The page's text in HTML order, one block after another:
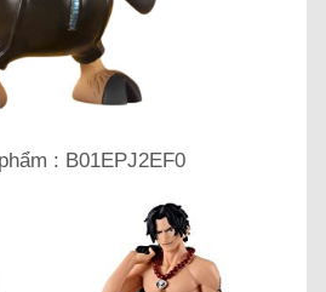
: B01EPJ2EF0